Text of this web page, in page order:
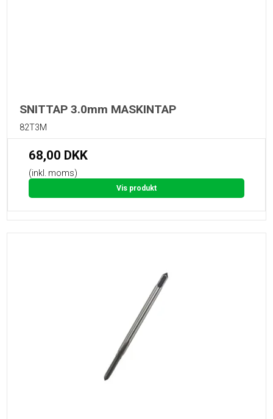
SNITTAP 3.0mm MASKINTAP
82T3M
68,00 DKK
(inkl. moms)
Vis produkt